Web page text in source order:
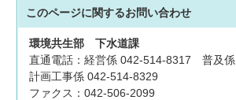
このページに関するお問い合わせ
環境共生部下水道課
直通電話：経営係 042-514-8317 普及
計画工事係 042-514-8329
ファクス：042-506-2099